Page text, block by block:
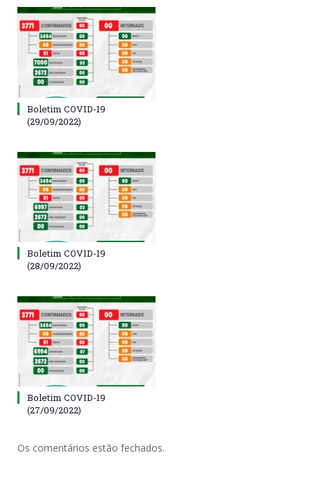
Boletim COVID-19
(29/09/2022)
Boletim COVID-19
(28/09/2022)
Boletim COVID-19
(27/09/2022)
Os comentários estão fechados.